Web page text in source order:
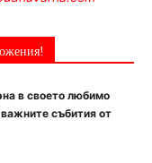
в своето любимо
събития от